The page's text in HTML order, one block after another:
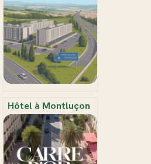
Hôtel à Montluçon
proche autoroute :
le guide pour un
séjour pratique et
serein